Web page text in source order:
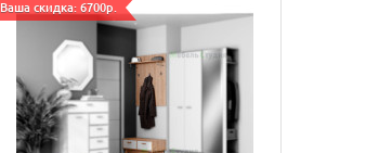
Ваша скидка: 6700р.